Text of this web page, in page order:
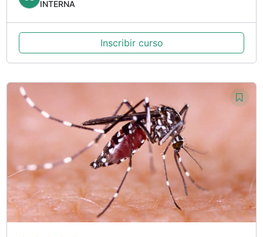
INTERNA
Inscribir curso